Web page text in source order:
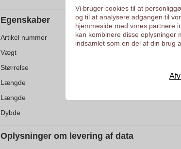
Egenskaber
Artikel nummer
Vægt
Størrelse
550 x
Længde
Længde
Dybde
Oplysninger om levering af data
Vi bruger cookies til at
og til at analysere adgangen til
hjemmeside med vores partnere
kan kombinere disse oplysninger
indsamlet som en del af din brug